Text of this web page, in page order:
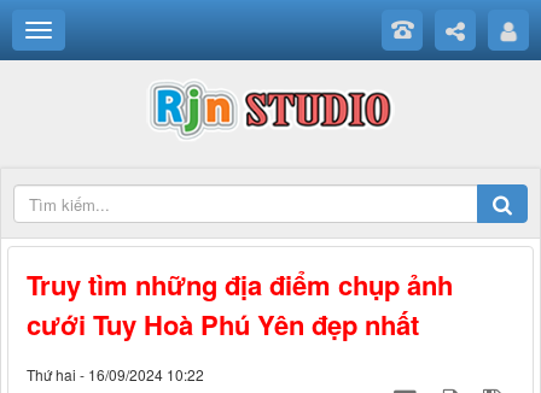
Truy tìm những địa điểm chụp ảnh
cưới Tuy Hoà Phú Yên đẹp nhất
Thứ hai - 16/09/2024 10:22